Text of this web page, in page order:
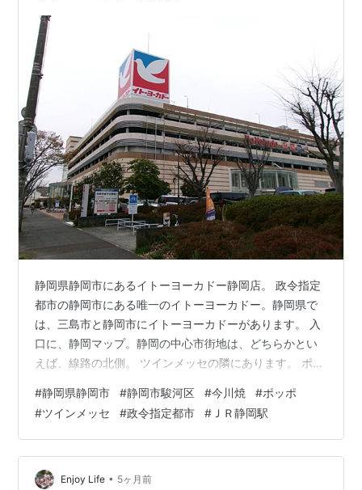
静岡県静岡市にあるイトーヨーカドー静岡店。 政令指定
都市の静岡市にある唯一のイトーヨーカドー。静岡県で
は、三島市と静岡市にイトーヨーカドーがあります。 入
口に、静岡マップ。静岡の中心市街地は、どちらかとい
えば、線路の北側。 ツインメッセの隣にあります。 ポッ
します。一番、右に、プレミアム醤油らーめん、以前、
千葉の流山で食べました。 銀だこに行列ができることが
あるが、ポッポのたこ焼きもおすすめですよ。 今川焼。
ちなみに、ポッポでは大判焼きといいません。今川藩っ
て、このあたり？。 氷にノミモノといったら、カルピス
#静岡県静岡市 #静岡市駿河区 #今川焼 #ポッポ
#ツインメッセ #政令指定都市 # ＪＲ静岡駅
Enjoy Life • 5ヶ月前